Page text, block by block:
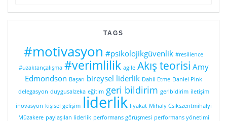
TAGS
#motivasyon #psikolojikgüvenlik #resilience
#uzaktançalışma #verimlilik agile Akış teorisi Amy
Edmondson Başarı bireysel liderlik Dahil Etme Daniel Pink
delegasyon duygusalzeka eğitim geri bildirim geribldirim iletişim
inovasyon kişisel gelişim liderlik liyakat Mihaly Csikszentmihalyi
Müzakere paylaşılan liderlik performans görüşmesi performans yönetimi